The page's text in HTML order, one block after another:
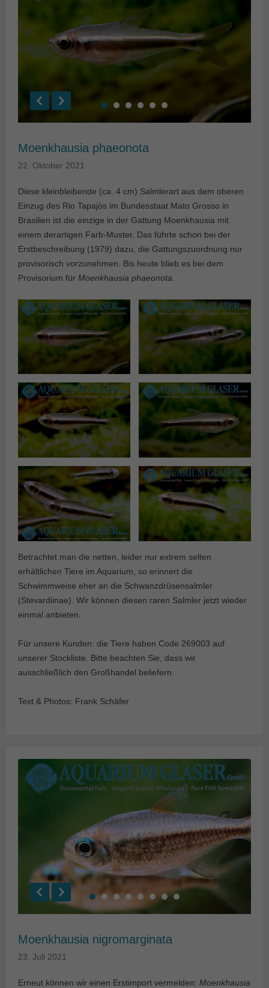
Moenkhausia phaeonota
22. Oktober 2021
Diese kleinbleibende (ca. 4 cm) Salmlerart aus dem oberen
Einzug des Rio Tapajós im Bundesstaat Mato Grosso in
Brasilien ist die einzige in der Gattung Moenkhausia mit
einem derartigen Farb-Muster. Das führte schon bei der
Erstbeschreibung (1979) dazu, die Gattungszuordnung nur
provisorisch vorzunehmen. Bis heute blieb es bei dem
Provisorium für Moenkhausia phaeonota
Betrachtet man die netten, leider nur extrem selten
erhältlichen Tiere im Aquarium, so erinnert die
Schwimmweise eher an die Schwanzdrüsensalmler
(Stevardiinae). Wir können diesen raren Salmler jetzt wieder
einmal anbieten.
Für unsere Kunden: die Tiere haben Code 269003 auf
unserer Stockliste. Bitte beachten Sie, dass wir
ausschließlich den Großhandel beliefern.
Text & Photos: Frank Schäfer
Moenkhausia nigromarginata
23. Juli 2021
Erneut können wir einen Erstimport vermelden: Moenkhausia